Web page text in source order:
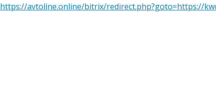
https://avtoline.online/bitrix/redirect.php?goto=https://